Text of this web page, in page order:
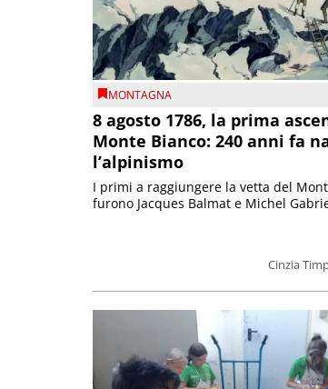
MONTAGNA
8 agosto 1786, la prima
Monte Bianco: 240 anni fa
l’alpinismo
Cinzia
I primi a raggiungere la vetta del
furono Jacques Balmat e Michel